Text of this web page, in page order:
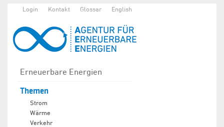
Login Kontakt Glossar English
Erneuerbare Energien
Themen
Strom
Wärme
Verkehr